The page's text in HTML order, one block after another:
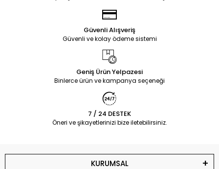
Güvenli Alışveriş
Güvenli ve kolay ödeme sistemi
Geniş Ürün Yelpazesi
Binlerce ürün ve kampanya seçeneği
7 / 24 DESTEK
Öneri ve şikayetlerinizi bize iletebilirsiniz.
KURUMSAL